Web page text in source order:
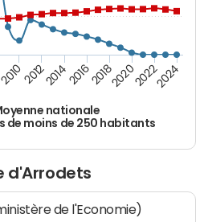
nationale
de moins de 250 habitants
20102012201420162018202020222024
d'Arrodets
de l'Economie)